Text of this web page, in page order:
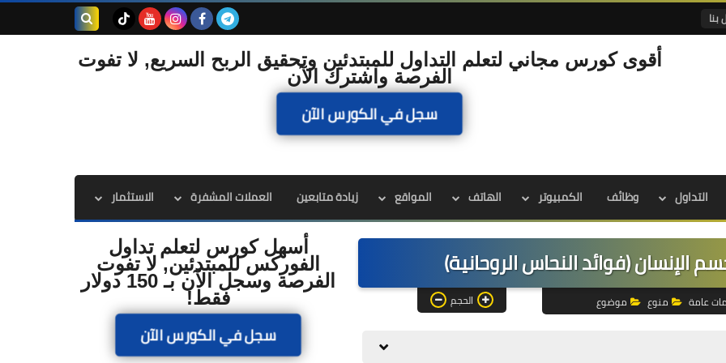
بنا
أقوى كورس مجاني لتعلم التداول للمبتدئين وتحقيق الربح السريع, لا تفوت
الفرصة واشترك الآن
سجل في الكورس الآن
التداول وظائف الكمبيوتر الهاتف المواقع زيادة متابعين العملات المشفرة الاستثمار
(فوائد النحاس الروحانية)
عامة منوع موضوع الحجم
أسهل كورس لتعلم تداول
الفوركس للمبتدئين, لا تفوت
الفرصة وسجل الآن بـ 150 دولار
فقط!
سجل في الكورس الآن